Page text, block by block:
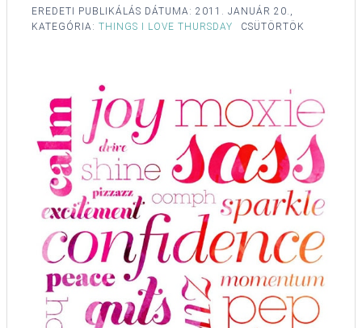
EREDETI PUBLIKÁLÁS DÁTUMA: 2011. JANUÁR 20.,
CSÜTÖRTÖK
KATEGÓRIA: THINGS I LOVE THURSDAY